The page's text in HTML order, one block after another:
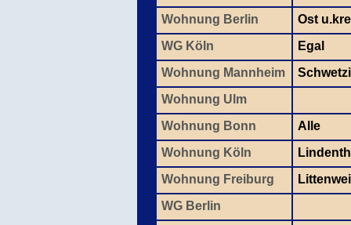
Wohnung Berlin
Ost
WG Köln
Egal
Wohnung Mannheim
Wohnung Ulm
Wohnung Bonn
Alle
Wohnung Köln
Wohnung Freiburg
WG Berlin